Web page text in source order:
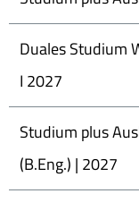
Duales Studium
I 2027
Studium plus
(B.Eng.) | 2027